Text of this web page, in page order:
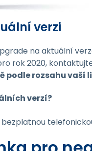
verzi
na aktuální
rok 2020,
podle rozsahu vaší
verzí?